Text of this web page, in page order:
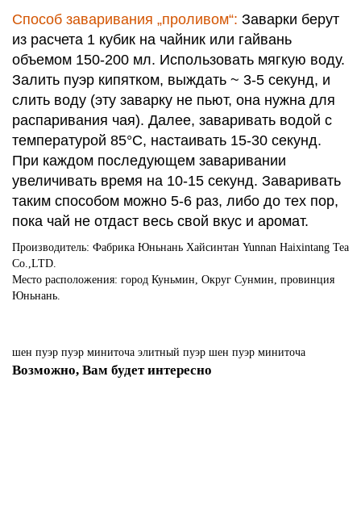
Способ заваривания „проливом“: Заварки берут
из расчета 1 кубик на чайник или гайвань
объемом 150-200 мл. Использовать мягкую воду.
Залить пуэр кипятком, выждать ~ 3-5 секунд, и
слить воду (эту заварку не пьют, она нужна для
распаривания чая). Далее, заваривать водой с
температурой 85°C, настаивать 15-30 секунд.
При каждом последующем заваривании
увеличивать время на 10-15 секунд. Заваривать
таким способом можно 5-6 раз, либо до тех пор,
пока чай не отдаст весь свой вкус и аромат.
Производитель: Фабрика Юньнань Хайсинтан Yunnan Haixintang Tea
Co.,LTD.
Место расположения: город Куньмин, Округ Сунмин, провинция
Юньнань.
шен пуэр пуэр миниточа элитный пуэр шен пуэр миниточа
Возможно, Вам будет интересно